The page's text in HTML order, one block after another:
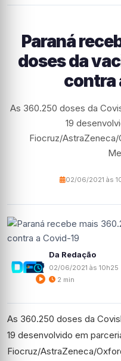
Paraná
doses da
contra
As 360.250 doses da
19
Fiocruz/
02/06/2021 às
Da Redação
02/06/2021 às 10h25
2 min
As 360.250 doses da
19 desenvolvido em
Fiocruz/AstraZeneca/